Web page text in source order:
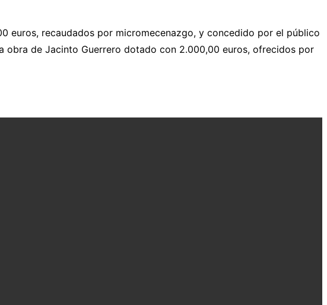
euros, recaudados por micromecenazgo, y concedido por el público
obra de Jacinto Guerrero dotado con 2.000,00 euros, ofrecidos por